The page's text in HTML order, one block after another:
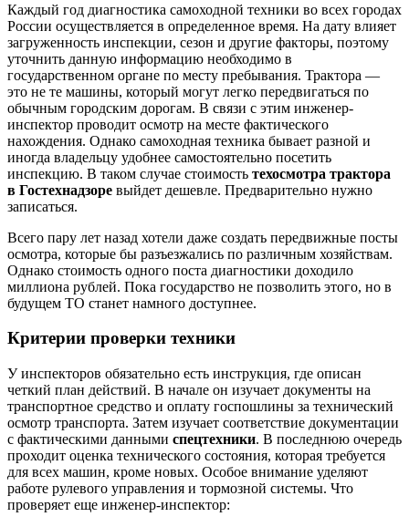
Каждый год диагностика самоходной техники во всех городах
России осуществляется в определенное время. На дату влияет
загруженность инспекции, сезон и другие факторы, поэтому
уточнить данную информацию необходимо в
государственном органе по месту пребывания. Трактора —
это не те машины, который могут легко передвигаться по
обычным городским дорогам. В связи с этим инженер-
инспектор проводит осмотр на месте фактического
нахождения. Однако самоходная техника бывает разной и
иногда владельцу удобнее самостоятельно посетить
инспекцию. В таком случае стоимость техосмотра трактора
в Гостехнадзоре выйдет дешевле. Предварительно нужно
записаться.
Всего пару лет назад хотели даже создать передвижные посты
осмотра, которые бы разъезжались по различным хозяйствам.
Однако стоимость одного поста диагностики доходило
миллиона рублей. Пока государство не позволить этого, но в
будущем ТО станет намного доступнее.
Критерии проверки техники
У инспекторов обязательно есть инструкция, где описан
четкий план действий. В начале он изучает документы на
транспортное средство и оплату госпошлины за технический
осмотр транспорта. Затем изучает соответствие документации
с фактическими данными спецтехники. В последнюю очередь
проходит оценка технического состояния, которая требуется
для всех машин, кроме новых. Особое внимание уделяют
работе рулевого управления и тормозной системы. Что
проверяет еще инженер-инспектор: